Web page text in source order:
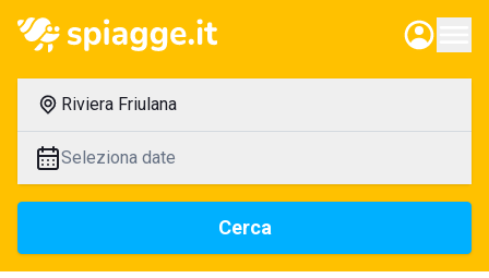
Riviera Friulana
Seleziona date
Cerca